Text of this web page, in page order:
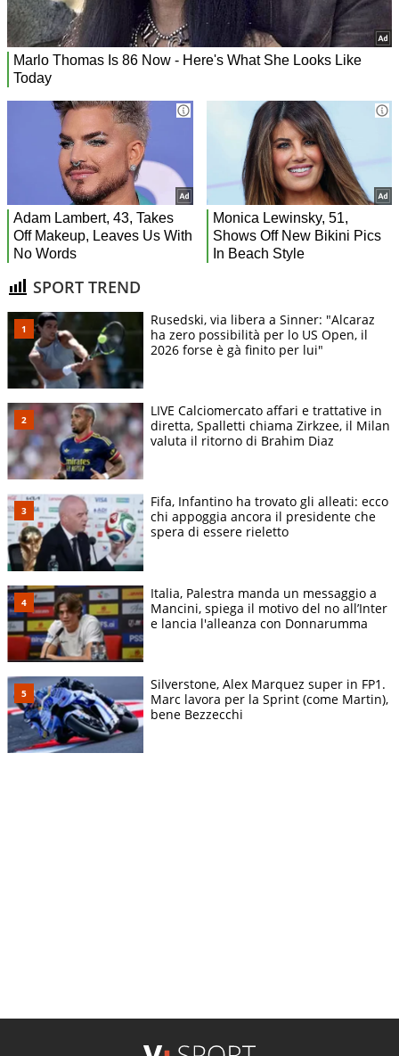
SPORT TREND
Rusedski, via libera a Sinner: "Alcaraz
ha zero possibilità per lo US Open, il
2026 forse è gà finito per lui"
LIVE Calciomercato affari e trattative in
diretta, Spalletti chiama Zirkzee, il Milan
valuta il ritorno di Brahim Diaz
Fifa, Infantino ha trovato gli alleati: ecco
chi appoggia ancora il presidente che
spera di essere rieletto
Italia, Palestra manda un messaggio a
Mancini, spiega il motivo del no all’Inter
e lancia l'alleanza con Donnarumma
Silverstone, Alex Marquez super in FP1.
Marc lavora per la Sprint (come Martin),
bene Bezzecchi